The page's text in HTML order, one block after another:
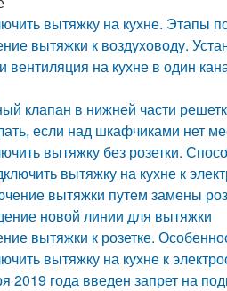
вытяжку на кухне. Этапы
вытяжки к воздуховоду.
вентиляция на кухне в один
клапан в нижней части
если над шкафчиками нет
вытяжку без розетки.
вытяжку на кухне к
вытяжки путем замены
новой линии для вытяжки
вытяжки к розетке.
вытяжку на кухне к
2019 года введен запрет на